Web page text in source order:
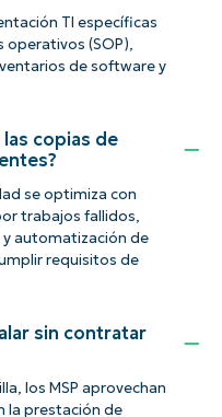
TI específicas
(SOP),
de software y
copias de
se optimiza con
trabajos fallidos,
automatización de
requisitos de
sin contratar
los MSP aprovechan
la prestación de